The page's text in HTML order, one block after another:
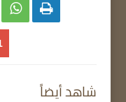
 
شاهد أيضاً